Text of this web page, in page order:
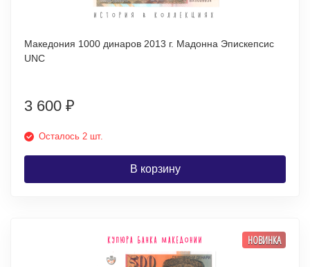
Македония 1000 динаров 2013 г. Мадонна Эпискепсис
UNC
3 600 ₽
Осталось 2 шт.
В корзину
НОВИНКА